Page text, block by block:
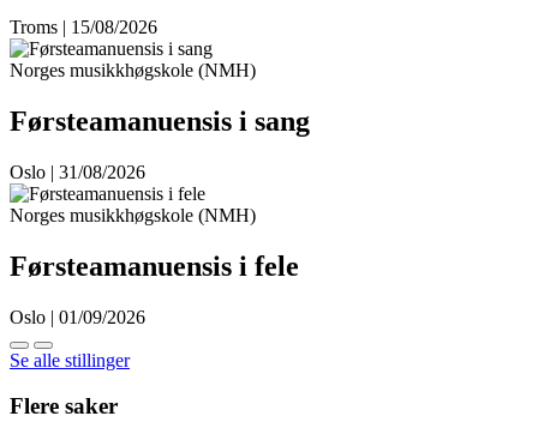
Troms | 15/08/2026
Norges musikkhøgskole (NMH)
Førsteamanuensis i sang
Oslo | 31/08/2026
Norges musikkhøgskole (NMH)
Førsteamanuensis i fele
Oslo | 01/09/2026
Se alle stillinger
Flere saker